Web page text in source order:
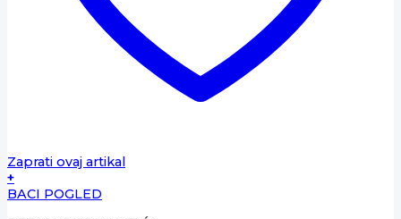
Zaprati ovaj artikal
+
BACI POGLED